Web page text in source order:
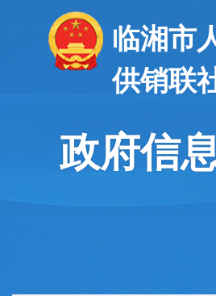
临湘市
供销联
政府信